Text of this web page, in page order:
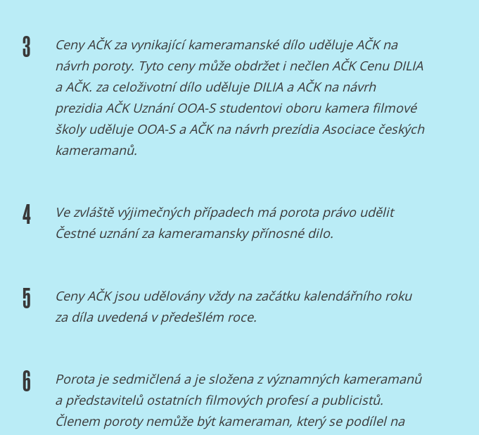
3
Ceny AČK za vynikající kameramanské dílo uděluje AČK na
návrh poroty. Tyto ceny může obdržet i nečlen AČK Cenu DILIA
a AČK. za celoživotní dílo uděluje DILIA a AČK na návrh
prezidia AČK Uznání OOA-S studentovi oboru kamera filmové
školy uděluje OOA-S a AČK na návrh prezídia Asociace českých
kameramanů.
4
Ve zvláště výjimečných případech má porota právo udělit
Čestné uznání za kameramansky přínosné dilo.
5
Ceny AČK jsou udělovány vždy na začátku kalendářního roku
za díla uvedená v předešlém roce.
6
Porota je sedmičlená a je složena z významných kameramanů
a představitelů ostatních filmových profesí a publicistů.
Členem poroty nemůže být kameraman, který se podílel na